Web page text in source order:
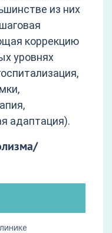
из них
коррекцию
уровнях
адаптация).